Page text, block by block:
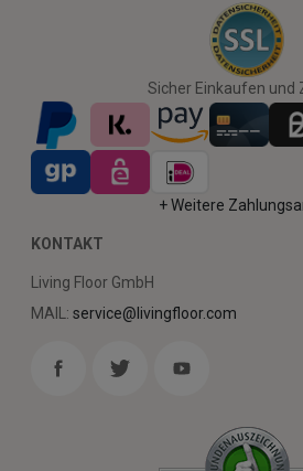
Sicher Einkaufen und
+ Weitere
KONTAKT
Living Floor GmbH
MAIL: service@livingfloor.com